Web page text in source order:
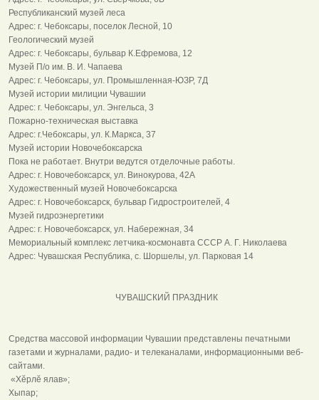
Республиканский музей леса
Адрес: г. Чебоксары, поселок Лесной, 10
Геологический музей
Адрес: г. Чебоксары, бульвар К.Ефремова, 12
Музей П/о им. В. И. Чапаева
Адрес: г. Чебоксары, ул. Промышленная-ЮЗР, 7Д
Музей истории милиции Чувашии
Адрес: г. Чебоксары, ул. Энгельса, 3
Пожарно-техническая выставка
Адрес: г.Чебоксары, ул. К.Маркса, 37
Музей истории Новочебоксарска
Пока не работает. Внутри ведутся отделочные работы.
Адрес: г. Новочебоксарск, ул. Винокурова, 42А
Художественный музей Новочебоксарска
Адрес: г. Новочебоксарск, бульвар Гидростроителей, 4
Музей гидроэнергетики
Адрес: г. Новочебоксарск, ул. Набережная, 34
Мемориальный комплекс летчика-космонавта СССР А. Г. Николаева
Адрес: Чувашская Республика, с. Шоршелы, ул. Парковая 14
ЧУВАШСКИЙ ПРАЗДНИК
Средства массовой информации Чувашии представлены печатными
газетами и журналами, радио- и телеканалами, информационными веб-
сайтами.
«Хĕрлĕ ялав»;
Хыпар;